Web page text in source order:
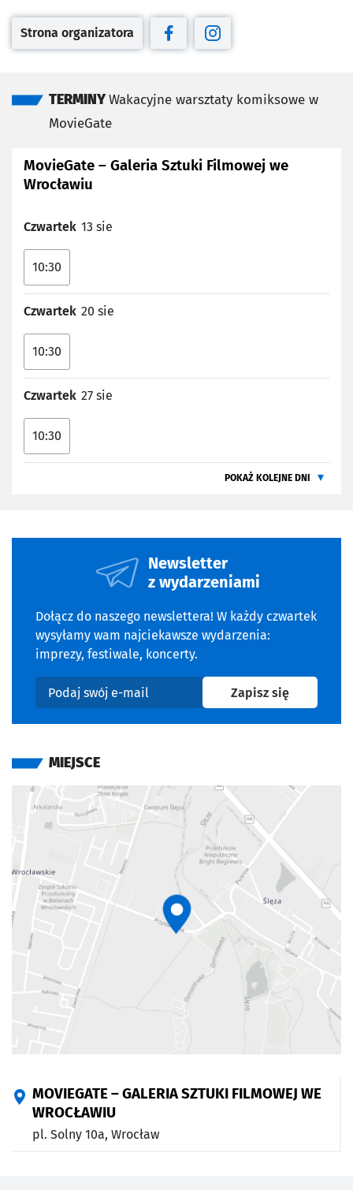
Otwiera się w nowej karcie
Strona organizatora
Otwiera się w nowej karcie
Otwiera się w nowej
TERMINYWakacyjne warsztaty komiksowe w
MovieGate
MovieGate – Galeria Sztuki Filmowej we
Wrocławiu
Czwartek 13 sie
10:30
Czwartek 20 sie
10:30
Czwartek 27 sie
10:30
POKAŻ KOLEJNE DNI
Newsletter
z wydarzeniami
Dołącz do naszego newslettera! W każdy czwartek
wysyłamy wam najciekawsze wydarzenia:
imprezy, festiwale, koncerty.
Podaj swój e-mail
Zapisz sięna
MIEJSCE
MOVIEGATE – GALERIA SZTUKI FILMOWEJ WE
WROCŁAWIU
pl. Solny 10a, Wrocław